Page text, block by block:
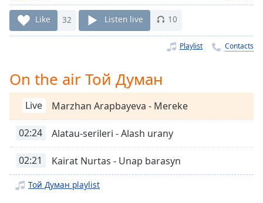
1x
Chapters
Chapters
Descriptions
off,
selected
Captions
Like 32 Listen live 10
Playlist Contacts
On the air Той Думан
Live Marzhan Arapbayeva - Mereke
02:24 Alatau-serileri - Alash urany
02:21 Kairat Nurtas - Unap barasyn
Той Думан playlist